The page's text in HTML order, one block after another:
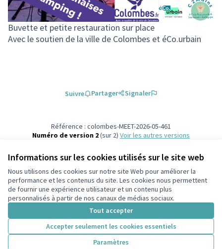
Informations sur les cookies utilisés sur le site web
Nous utilisons des cookies sur notre site Web pour améliorer la
performance et les contenus du site. Les cookies nous permettent
de fournir une expérience utilisateur et un contenu plus
personnalisés à partir de nos canaux de médias sociaux.
Tout accepter
Accepter seulement les cookies essentiels
Paramètres
Buvette et petite restauration sur place
Avec le soutien de la ville de Colombes et éCo.urbain
Suivre Partager Signaler
Référence : colombes-MEET-2026-05-461
Numéro de version 2(sur 2)
voir les autres versions
Conditions d'utilisation
Paramètres des cookies
participons.colombes.fr sur Facebook
(Lien externe)
Licence
(Lien